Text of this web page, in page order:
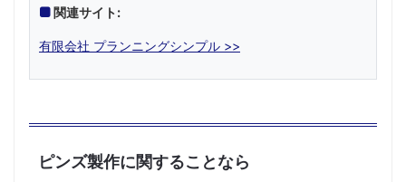
関連サイト:
有限会社 プランニングシンプル >>
ピンズ製作に関することなら